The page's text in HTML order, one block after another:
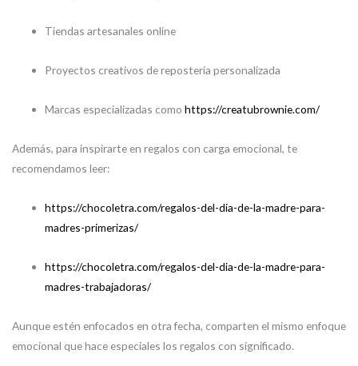
Tiendas artesanales online
Proyectos creativos de repostería personalizada
Marcas especializadas comohttps://creatubrownie.com/
Además, para inspirarte en regalos con carga emocional, te
recomendamos leer:
https://chocoletra.com/regalos-del-dia-de-la-madre-para-
madres-primerizas/
https://chocoletra.com/regalos-del-dia-de-la-madre-para-
madres-trabajadoras/
Aunque estén enfocados en otra fecha, comparten el mismo enfoque
emocional que hace especiales los regalos con significado.